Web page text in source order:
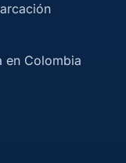
en Colombia